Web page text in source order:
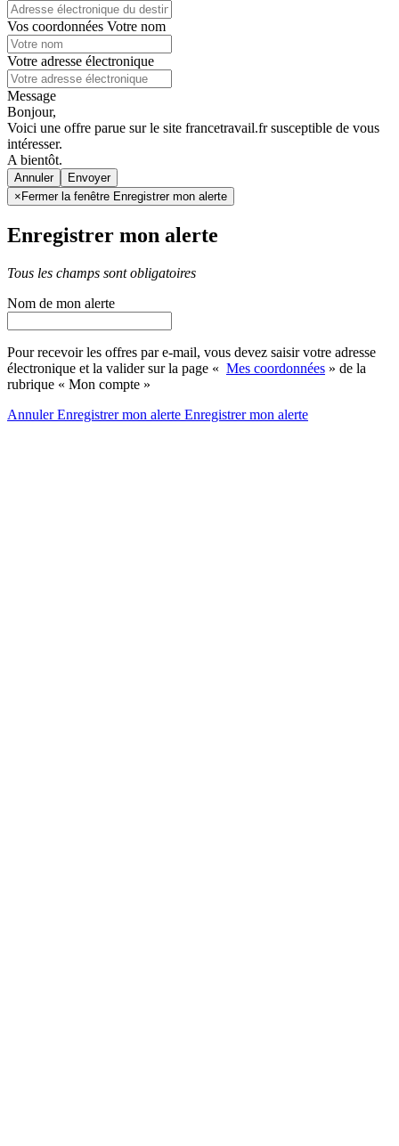
Vos coordonnées Votre nom
Votre adresse électronique
Message
Bonjour,
Voici une offre parue sur le site francetravail.fr susceptible de vous
intéresser.
A bientôt.
Annuler
× Fermer la fenêtre Enregistrer mon alerte
Enregistrer mon alerte
Tous les champs sont obligatoires
Nom de mon alerte
Pour recevoir les offres par e-mail, vous devez saisir votre adresse
électronique et la valider sur la page « Mes coordonnées » de la
rubrique « Mon compte »
AnnulerEnregistrer mon alerte Enregistrermon alerte